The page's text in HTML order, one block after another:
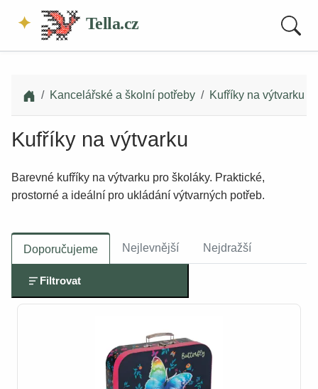
Tella.cz
Kancelářské a školní potřeby Kufříky na výtvarku
Kufříky na výtvarku
Barevné kufříky na výtvarku pro školáky. Praktické,
prostorné a ideální pro ukládání výtvarných potřeb.
Doporučujeme Nejlevnější Nejdražší
Filtrovat